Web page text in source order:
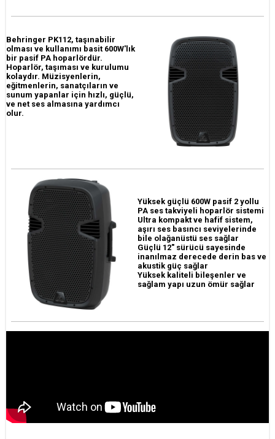
Behringer PK112, taşınabilir
olması ve kullanımı basit 600W'lık
bir pasif PA hoparlördür.
Hoparlör, taşıması ve kurulumu
kolaydır. Müzisyenlerin,
eğitmenlerin, sanatçıların ve
sunum yapanlar için hızlı, güçlü,
ve net ses almasına yardımcı
olur.
Yüksek güçlü 600W pasif 2 yollu
PA ses takviyeli hoparlör sistemi
Ultra kompakt ve hafif sistem,
aşırı ses basıncı seviyelerinde
bile olağanüstü ses sağlar
Güçlü 12" sürücü sayesinde
inanılmaz derecede derin bas ve
akustik güç sağlar
Yüksek kaliteli bileşenler ve
sağlam yapı uzun ömür sağlar